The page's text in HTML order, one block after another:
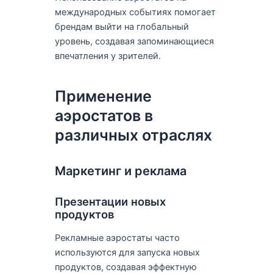
международных событиях помогает
брендам выйти на глобальный
уровень, создавая запоминающиеся
впечатления у зрителей.
Применение
аэростатов в
различных отраслях
Маркетинг и реклама
Презентации новых
продуктов
Рекламные аэростаты часто
используются для запуска новых
продуктов, создавая эффектную